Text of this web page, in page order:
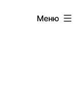
Меню